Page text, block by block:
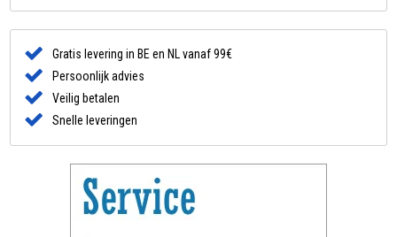
Gratis levering in BE en NL vanaf 99€
Persoonlijk advies
Veilig betalen
Snelle leveringen